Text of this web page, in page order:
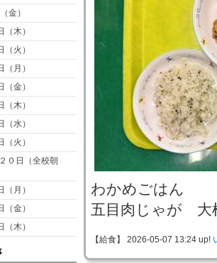
金）
（木）
（火）
（月）
（金）
（木）
（水）
（火）
０日（全校朝
（月）
（金）
（木）
わかめごはん
五目肉じゃが 大
【給食】 2026-05-07 13:24 up!